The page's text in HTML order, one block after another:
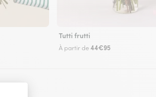
Tutti frutti
À partir de44€95